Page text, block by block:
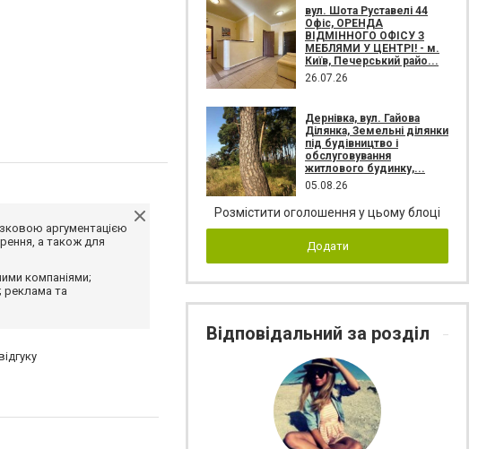
аргументацією
а також для
компаніями;
реклама та
вул. Шота Руставелі 44
Офіс, ОРЕНДА
ВІДМІННОГО ОФІСУ З
МЕБЛЯМИ У ЦЕНТРІ! - м.
Київ, Печерський райо...
26.07.26
Дернівка, вул. Гайова
Ділянка, Земельні ділянки
під будівництво і
обслуговування
житлового будинку,...
05.08.26
Розмістити оголошення у цьому блоці
Додати
Відповідальний за розділ